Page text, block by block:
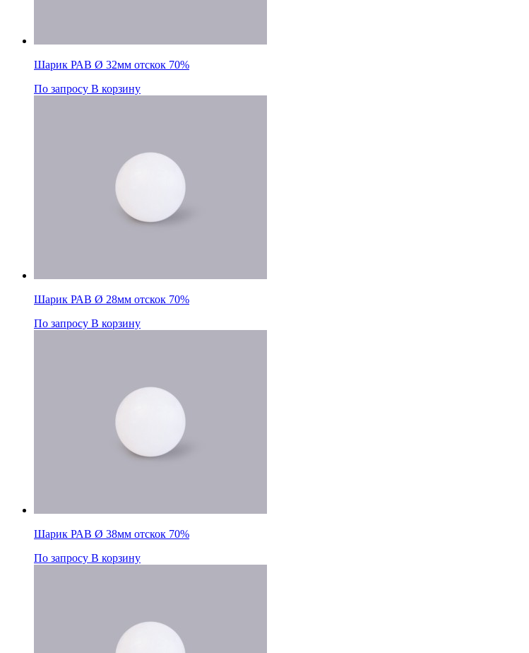
Шарик РАВ Ø 32мм отскок 70%
По запросу В корзину
Шарик РАВ Ø 28мм отскок 70%
По запросу В корзину
Шарик РАВ Ø 38мм отскок 70%
По запросу В корзину